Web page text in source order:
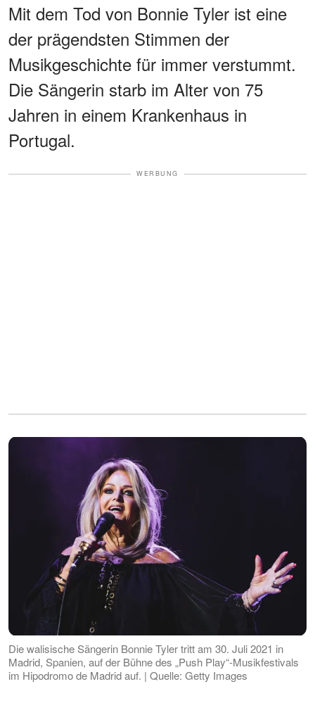
Mit dem Tod von Bonnie Tyler ist eine
der prägendsten Stimmen der
Musikgeschichte für immer verstummt.
Die Sängerin starb im Alter von 75
Jahren in einem Krankenhaus in
Portugal.
WERBUNG
Die walisische Sängerin Bonnie Tyler tritt am 30. Juli 2021 in
Madrid, Spanien, auf der Bühne des „Push Play“-Musikfestivals
im Hipodromo de Madrid auf. | Quelle: Getty Images